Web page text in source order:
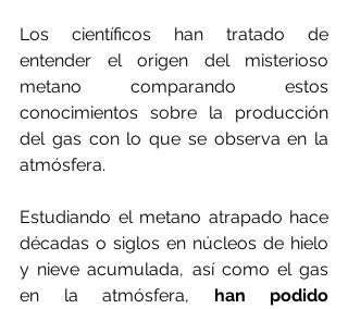
Los científicos han tratado de
entender el origen del misterioso
metano comparando estos
conocimientos sobre la producción
del gas con lo que se observa en la
atmósfera.
Estudiando el metano atrapado hace
décadas o siglos en núcleos de hielo
y nieve acumulada, así como el gas
en la atmósfera, han podido